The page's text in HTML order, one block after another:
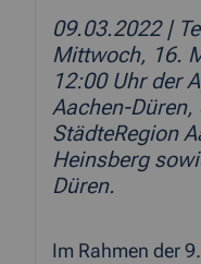
09.03.2022 |
Mittwoch, 16.
12:00 Uhr der
Aachen-
StädteRegion
Heinsberg
Düren.
Im Rahmen der